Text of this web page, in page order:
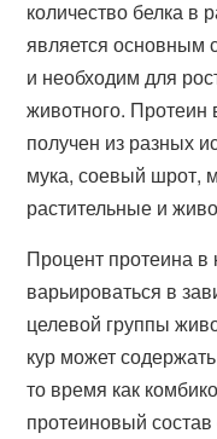
количество белка в
является основным
и необходим для
животного.
получен из разных
мука, соевый шрот,
растительные и
Процент протеина
варьироваться в
целевой группы
кур может
то время как
протеиновый